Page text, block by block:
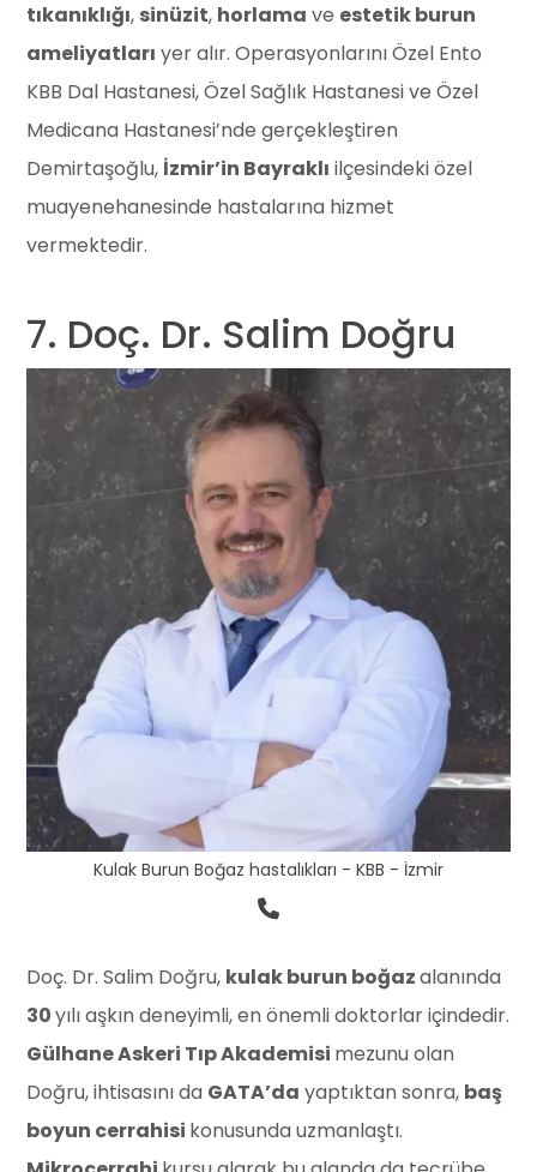
tıkanıklığı, sinüzit, horlama ve estetik burun
ameliyatları yer alır. Operasyonlarını Özel Ento
KBB Dal Hastanesi, Özel Sağlık Hastanesi ve Özel
Medicana Hastanesi’nde gerçekleştiren
Demirtaşoğlu, İzmir’in Bayraklı ilçesindeki özel
muayenehanesinde hastalarına hizmet
vermektedir.
7. Doç. Dr. Salim Doğru
Kulak Burun Boğaz hastalıkları - KBB - İzmir
Doç. Dr. Salim Doğru, kulak burun boğazalanında
30yılı aşkın deneyimli, en önemli doktorlar içindedir.
Gülhane Askeri Tıp Akademisi mezunu olan
Doğru, ihtisasını da GATA’da yaptıktan sonra, baş
boyun cerrahisi konusunda uzmanlaştı.